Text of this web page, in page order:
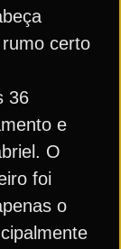
certo
36
e
O
foi
o